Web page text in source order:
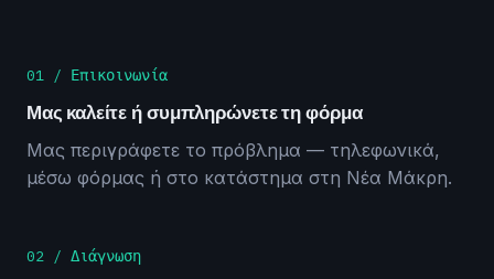
01 / Επικοινωνία
Μας καλείτε ή συμπληρώνετε τη φόρμα
Μας περιγράφετε το πρόβλημα — τηλεφωνικά,
μέσω φόρμας ή στο κατάστημα στη Νέα Μάκρη.
02 / Διάγνωση